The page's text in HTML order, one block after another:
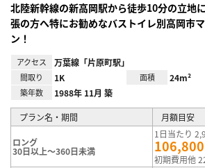
北陸新幹線の新高岡駅から徒歩10分の立
張の方へ特にお勧めなバストイレ別高岡市
ン！
アクセス 万葉線「片原町駅」
間取り 1K 面積 24m²
築年数 1988年 11月 築
プラン名・期間 月額目安
ロング
30日以上～360日未満
1日当たり
106,800
初期費用他